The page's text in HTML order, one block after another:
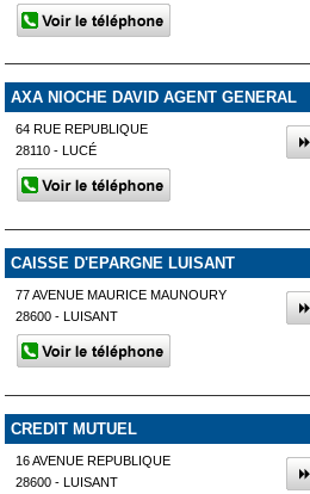
AXA NIOCHE DAVID AGENT GENERAL
64 RUE REPUBLIQUE
28110 - LUCÉ
CAISSE D'EPARGNE LUISANT
77 AVENUE MAURICE MAUNOURY
28600 - LUISANT
CREDIT MUTUEL
16 AVENUE REPUBLIQUE
28600 - LUISANT